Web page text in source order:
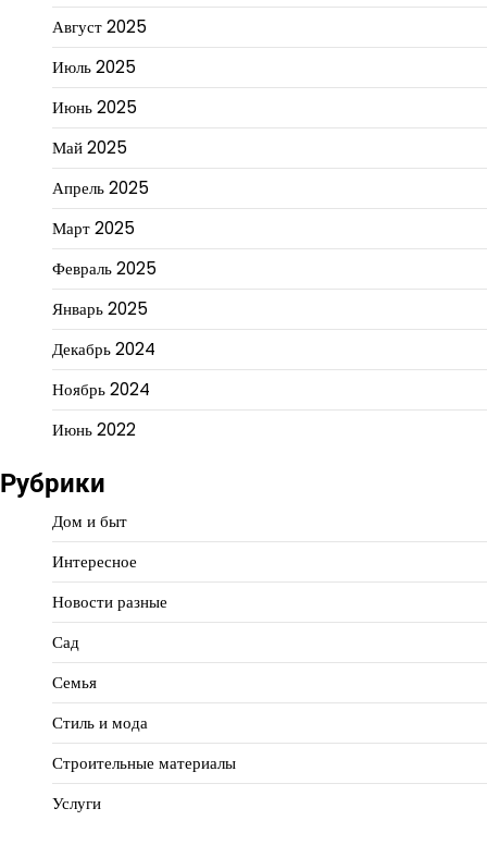
Август 2025
Июль 2025
Июнь 2025
Май 2025
Апрель 2025
Март 2025
Февраль 2025
Январь 2025
Декабрь 2024
Ноябрь 2024
Июнь 2022
Рубрики
Дом и быт
Интересное
Новости разные
Сад
Семья
Стиль и мода
Строительные материалы
Услуги